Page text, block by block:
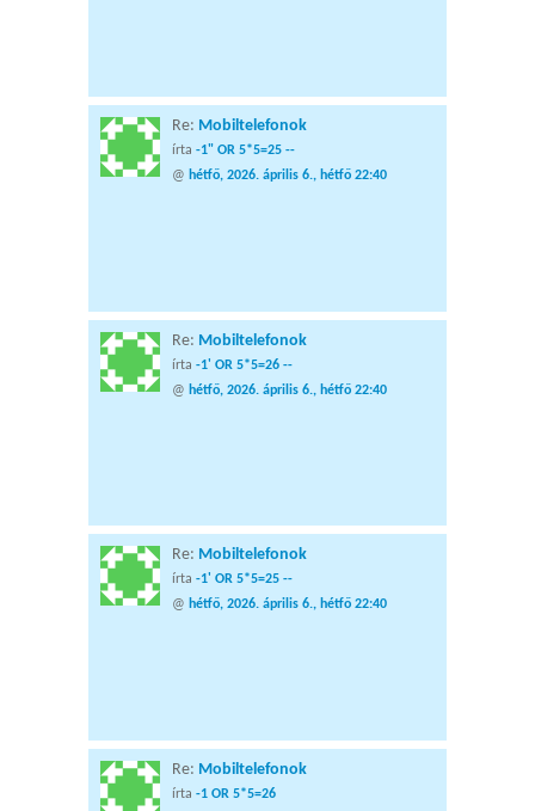
Re: Mobiltelefonok
írta -1" OR 5*5=25 --
@ hétfő, 2026. április 6., hétfő 22:40
Re: Mobiltelefonok
írta -1' OR 5*5=26 --
@ hétfő, 2026. április 6., hétfő 22:40
Re: Mobiltelefonok
írta -1' OR 5*5=25 --
@ hétfő, 2026. április 6., hétfő 22:40
Re: Mobiltelefonok
írta -1 OR 5*5=26